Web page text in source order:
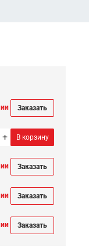
Заказать
+ В корзину
Заказать
Заказать
Заказать